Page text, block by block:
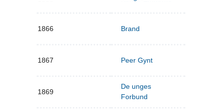
1866 Brand
1867 Peer Gynt
1869
De unges
Forbund